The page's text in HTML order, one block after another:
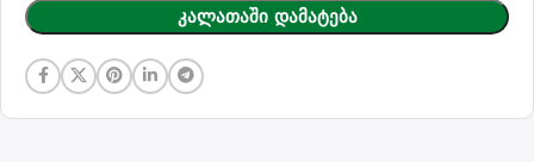
Კალათაში Დამატება